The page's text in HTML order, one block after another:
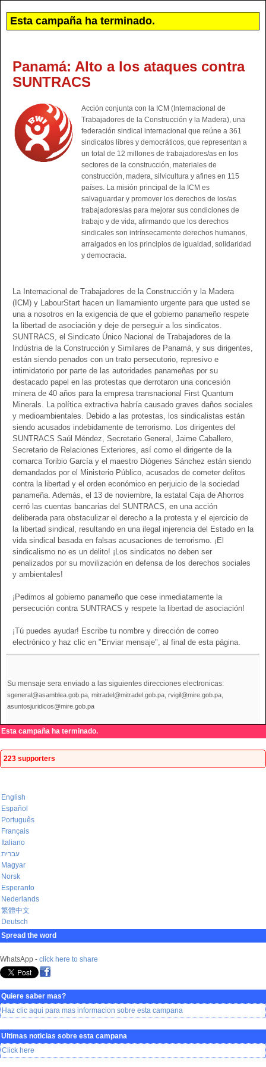
Esta campaña ha terminado.
Panamá: Alto a los ataques contra
SUNTRACS
Acción conjunta con la ICM (Internacional de
Trabajadores de la Construcción y la Madera), una
federación sindical internacional que reúne a 361
sindicatos libres y democráticos, que representan a
un total de 12 millones de trabajadores/as en los
sectores de la construcción, materiales de
construcción, madera, silvicultura y afines en 115
países. La misión principal de la ICM es
salvaguardar y promover los derechos de los/as
trabajadores/as para mejorar sus condiciones de
trabajo y de vida, afirmando que los derechos
sindicales son intrínsecamente derechos humanos,
arraigados en los principios de igualdad, solidaridad
y democracia.
La Internacional de Trabajadores de la Construcción y la Madera
(ICM) y LabourStart hacen un llamamiento urgente para que usted se
una a nosotros en la exigencia de que el gobierno panameño respete
la libertad de asociación y deje de perseguir a los sindicatos.
SUNTRACS, el Sindicato Único Nacional de Trabajadores de la
Indústria de la Construcción y Similares de Panamá, y sus dirigentes,
están siendo penados con un trato persecutorio, represivo e
intimidatorio por parte de las autoridades panameñas por su
destacado papel en las protestas que derrotaron una concesión
minera de 40 años para la empresa transnacional First Quantum
Minerals. La política extractiva habría causado graves daños sociales
y medioambientales. Debido a las protestas, los sindicalistas están
siendo acusados indebidamente de terrorismo. Los dirigentes del
SUNTRACS Saúl Méndez, Secretario General, Jaime Caballero,
Secretario de Relaciones Exteriores, así como el dirigente de la
comarca Toribio García y el maestro Diógenes Sánchez están siendo
demandados por el Ministerio Público, acusados de cometer delitos
contra la libertad y el orden económico en perjuicio de la sociedad
panameña. Además, el 13 de noviembre, la estatal Caja de Ahorros
cerró las cuentas bancarias del SUNTRACS, en una acción
deliberada para obstaculizar el derecho a la protesta y el ejercicio de
la libertad sindical, resultando en una ilegal injerencia del Estado en la
vida sindical basada en falsas acusaciones de terrorismo. ¡El
sindicalismo no es un delito! ¡Los sindicatos no deben ser
penalizados por su movilización en defensa de los derechos sociales
y ambientales!
¡Pedimos al gobierno panameño que cese inmediatamente la
persecución contra SUNTRACS y respete la libertad de asociación!
¡Tú puedes ayudar! Escribe tu nombre y dirección de correo
electrónico y haz clic en "Enviar mensaje", al final de esta página.
Su mensaje sera enviado a las siguientes direcciones electronicas:
sgeneral@asamblea.gob.pa, mitradel@mitradel.gob.pa, rvigil@mire.gob.pa,
asuntosjuridicos@mire.gob.pa
Esta campaña ha terminado.
223 supporters
English
Español
Português
Français
Italiano
עברית
Magyar
Norsk
Esperanto
Nederlands
繁體中文
Deutsch
Spread the word
WhatsApp - click here to share
Quiere saber mas?
Haz clic aqui para mas informacion sobre esta campana
Ultimas noticias sobre esta campana
Click here